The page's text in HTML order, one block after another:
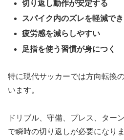
切り返し動作が安定する
スパイク内のズレを軽減で
疲労感を減らしやすい
足指を使う習慣が身につく
特に現代サッカーでは方向転換
います。
ドリブル、守備、プレス、ター
で瞬時の切り返しが必要になりま